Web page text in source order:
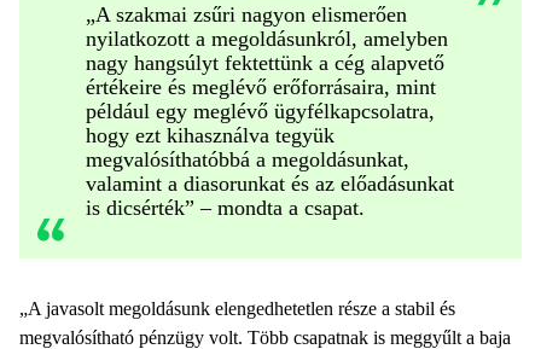
„A szakmai zsűri nagyon elismerően
nyilatkozott a megoldásunkról, amelyben
nagy hangsúlyt fektettünk a cég alapvető
értékeire és meglévő erőforrásaira, mint
például egy meglévő ügyfélkapcsolatra,
hogy ezt kihasználva tegyük
megvalósíthatóbbá a megoldásunkat,
valamint a diasorunkat és az előadásunkat
is dicsérték” – mondta a csapat.
„A javasolt megoldásunk elengedhetetlen része a stabil és
megvalósítható pénzügy volt. Több csapatnak is meggyűlt a baja